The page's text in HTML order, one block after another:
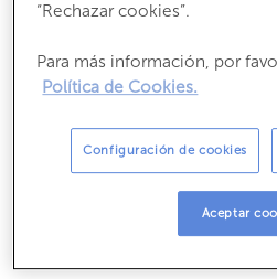
Suelo entre C/ Fonte da
Mirtos, Carballo (A Coruña)
Finca Registral 44012
Ref. Cat:
Superficie registral y
Suelo Urbano
“Rechazar cookies”.
Para más información, por
Política de Cookies.
Configuración de cookies
Aceptar